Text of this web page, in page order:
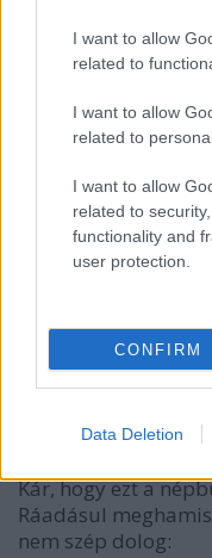
I want to allow
related to
I want to allow
related to
I want to allow
related to
functionality and
user protection.
CONFIRM
Data Deletion
egy történetet a
kifogásom a
nyilatkozatok ellen
már messze
Aran-ka
18 éve
Csak eletkor
movhu
Kár, hogy ezt a
Ráadásul
nem szép dolog: